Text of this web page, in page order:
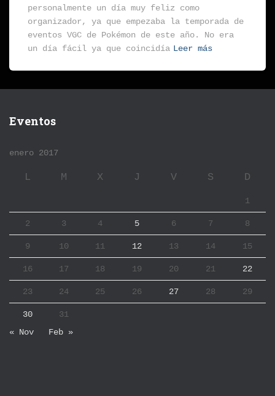
personalmente un día muy feliz como
organizador, ya que empezaba la temporada de
eventos VGC de Pokémon de este año. No era
un día fácil ya que coincidía Leer más
Eventos
enero 2017
L M X J V S D
1
2 3 4 5 6 7 8
9 10 11 12 13 14 15
16 17 18 19 20 21 22
23 24 25 26 27 28 29
30
31
« Nov
Feb »